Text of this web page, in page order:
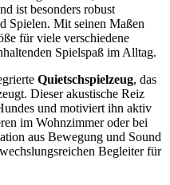
ist besonders robust
Spielen. Mit seinen Maßen
für viele verschiedene
Spielspaß im Alltag.
Quietschspielzeug, das
Dieser akustische Reiz
und motiviert ihn aktiv
im Wohnzimmer oder bei
aus Bewegung und Sound
Begleiter für